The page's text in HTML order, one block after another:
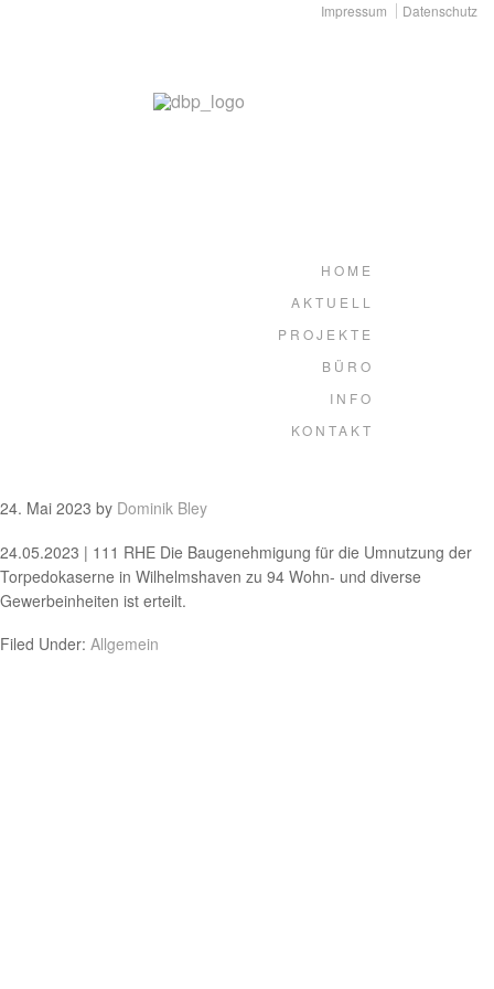
Impressum Datenschutz
HOME
AKTUELL
PROJEKTE
BÜRO
INFO
KONTAKT
24. Mai 2023 by Dominik Bley
24.05.2023 | 111 RHE Die Baugenehmigung für die Umnutzung der
Torpedokaserne in Wilhelmshaven zu 94 Wohn- und diverse
Gewerbeinheiten ist erteilt.
Filed Under: Allgemein